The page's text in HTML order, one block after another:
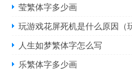
莹繁体字多少画
玩游戏花屏死机是什么原因（
人生如梦繁体字怎么写
乐繁体字多少画